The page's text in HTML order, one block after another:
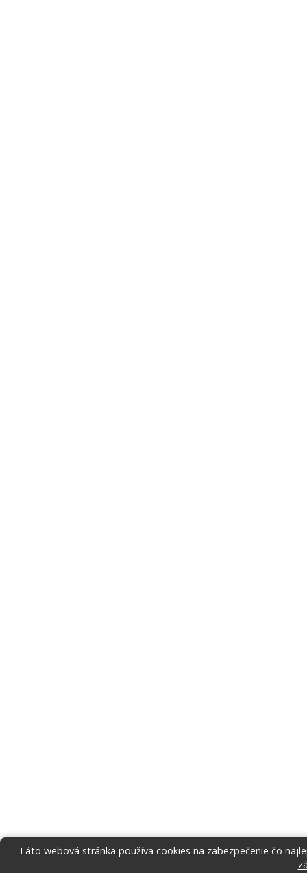
Táto webová stránka používa cookies na zabezpečenie čo